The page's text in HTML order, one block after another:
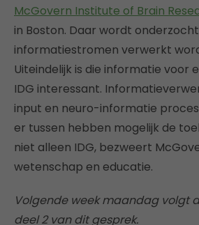
McGovern Institute of Brain
in Boston. Daar wordt
informatiestromen verwerkt
Uiteindelijk is die informatie voor
IDG interessant.
input en neuro-informatie
er tussen hebben mogelijk de
niet alleen IDG, bezweert
wetenschap en educatie.
Volgende week maandag volgt
deel 2 van dit gesprek.